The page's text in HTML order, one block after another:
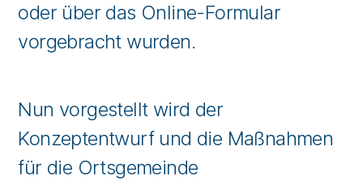
oder über das Online-Formular
vorgebracht wurden.
Nun vorgestellt wird der
Konzeptentwurf und die Maßnahmen
für die Ortsgemeinde